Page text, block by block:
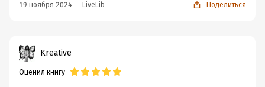
использовать её в своих целях, судили о ней по
Конечно финал этой истории оказался предсказуемым,
но это не помешало мне все равно расстроиться... было
бы неплохо, если бы автор потратил ещё немного
19 ноября 2024 LiveLib Поделиться
Kreative
Оценил книгу